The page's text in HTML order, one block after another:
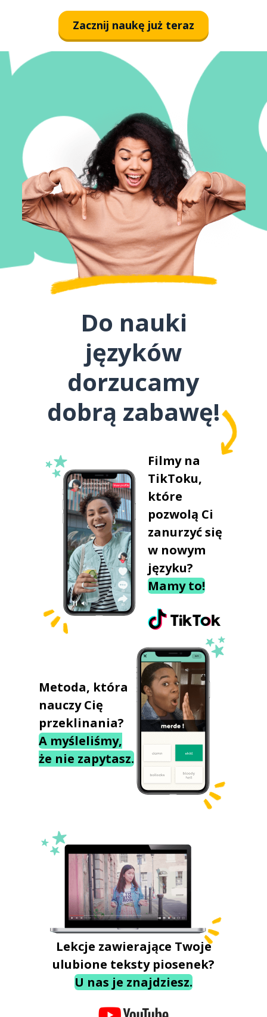
Zacznij naukę już teraz
Do nauki
języków
dorzucamy
dobrą zabawę!
Filmy na
TikToku,
które
pozwolą Ci
zanurzyć się
w nowym
języku?
Mamy to!
Metoda, która
nauczy Cię
przeklinania?
A myśleliśmy,
że nie zapytasz.
Lekcje zawierające Twoje
ulubione teksty piosenek?
U nas je znajdziesz.